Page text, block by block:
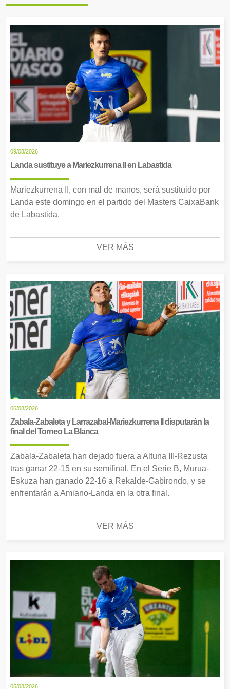
09/08/2026
Landa sustituye a Mariezkurrena II en Labastida
Mariezkurrena II, con mal de manos, será sustituido por
Landa este domingo en el partido del Masters CaixaBank
de Labastida.
VER MÁS
06/08/2026
Zabala-Zabaleta y Larrazabal-Mariezkurrena II disputarán la
final del Torneo La Blanca
Zabala-Zabaleta han dejado fuera a Altuna III-Rezusta
tras ganar 22-15 en su semifinal. En el Serie B, Murua-
Eskuza han ganado 22-16 a Rekalde-Gabirondo, y se
enfrentarán a Amiano-Landa en la otra final.
VER MÁS
05/08/2026